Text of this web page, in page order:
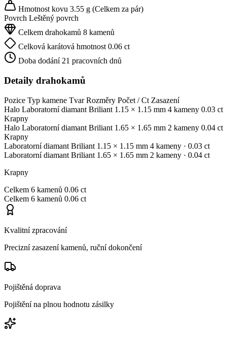
Hmotnost kovu 3.55 g (Celkem za pár)
Povrch Leštěný povrch
Celkem drahokamů 8 kamenů
Celková karátová hmotnost 0.06 ct
Doba dodání 21 pracovních dnů
Detaily drahokamů
Pozice Typ kamene Tvar Rozměry Počet / Ct Zasazení
Halo Laboratorní diamant Briliant 1.15 × 1.15 mm 4 kameny 0.03 ct
Krapny
Halo Laboratorní diamant Briliant 1.65 × 1.65 mm 2 kameny 0.04 ct
Krapny
Laboratorní diamant Briliant 1.15 × 1.15 mm 4 kameny · 0.03 ct
Laboratorní diamant Briliant 1.65 × 1.65 mm 2 kameny · 0.04 ct
Krapny
Celkem 6 kamenů 0.06 ct
Celkem 6 kamenů 0.06 ct
Kvalitní zpracování
Precizní zasazení kamenů, ruční dokončení
Pojištěná doprava
Pojištění na plnou hodnotu zásilky